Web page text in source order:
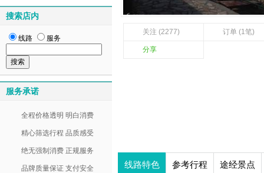
关注 (2277) 订单 (1笔)
分享
线路特色 参考行程 途经景点
搜索店内
线路 服务
服务承诺
全程价格透明 明白消费
精心筛选行程 品质感受
绝无强制消费 正规服务
品牌质量保证 支付安全